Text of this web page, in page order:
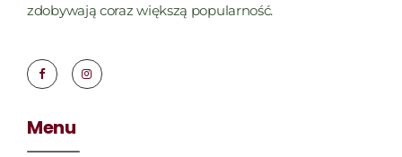
zdobywają coraz większą popularność.
Menu